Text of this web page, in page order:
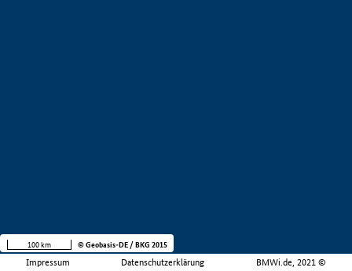
Impressum Datenschutzerklärung BMWi.de, 2021 ©
100 km © Geobasis-DE / BKG 2015